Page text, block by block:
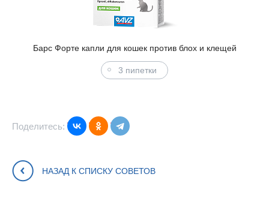
Барс Форте капли для кошек против блох и клещей
3 пипетки
Поделитесь:
НАЗАД К СПИСКУ СОВЕТОВ